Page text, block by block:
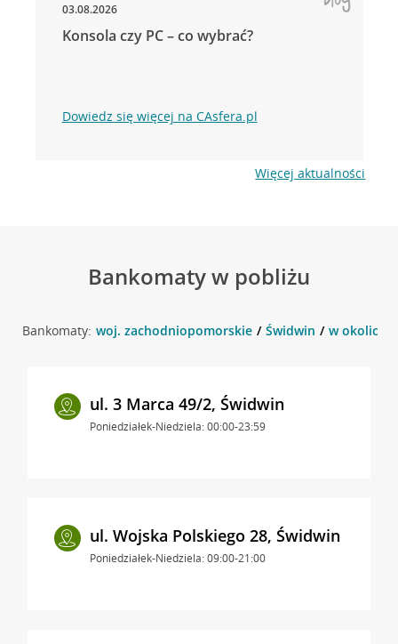
03.08.2026
Konsola czy PC – co wybrać?
Dowiedz się więcej na CAsfera.pl
Więcej aktualności
Bankomaty w pobliżu
Bankomaty: woj. zachodniopomorskie Świdwin w okolicy
ul. 3 Marca 49/2, Świdwin
Poniedziałek-Niedziela: 00:00-23:59
ul. Wojska Polskiego 28, Świdwin
Poniedziałek-Niedziela: 09:00-21:00